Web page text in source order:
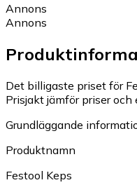
Annons
Annons
Det billigaste priset för
Prisjakt jämför priser och
Grundläggande
Produktnamn
Festool Keps